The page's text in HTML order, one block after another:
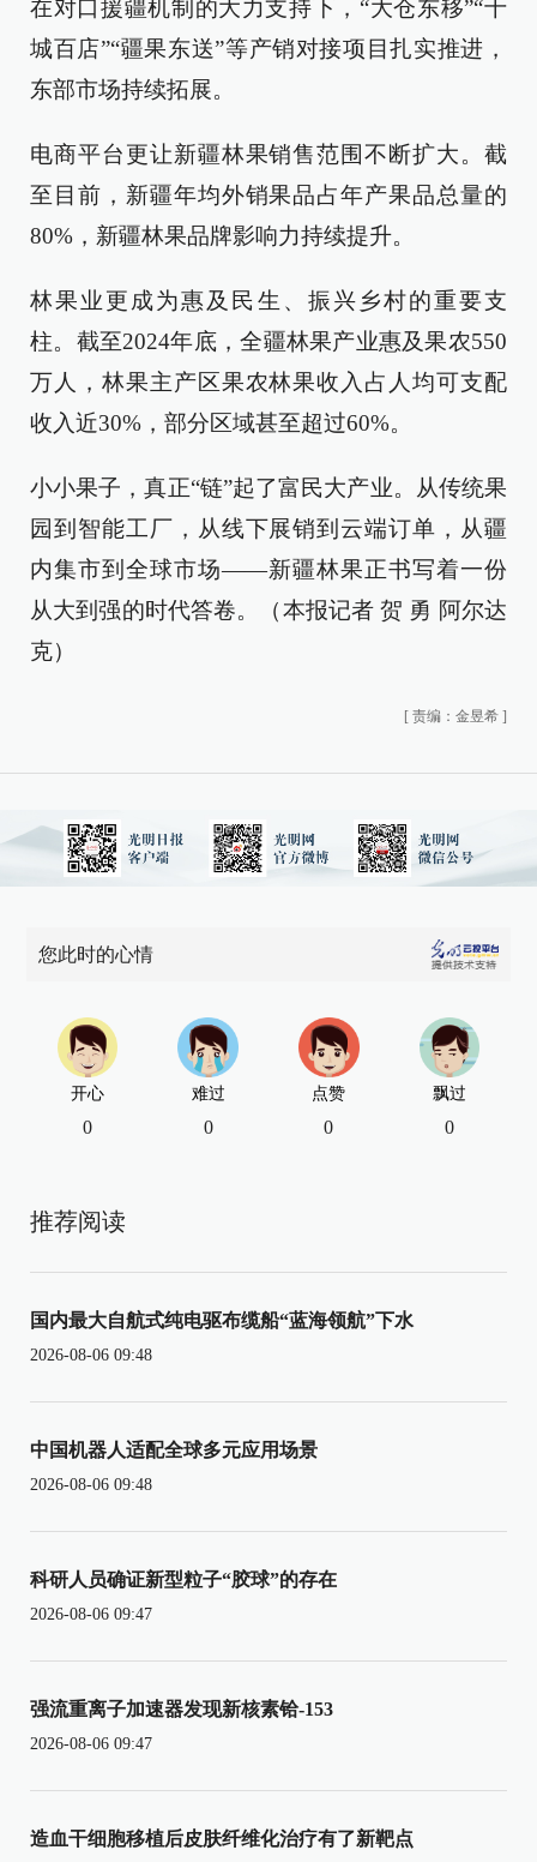
在对口援疆机制的大力支持下，“大仓东移”“十
城百店”“疆果东送”等产销对接项目扎实推进，
东部市场持续拓展。
电商平台更让新疆林果销售范围不断扩大。截
至目前，新疆年均外销果品占年产果品总量的
80%，新疆林果品牌影响力持续提升。
林果业更成为惠及民生、振兴乡村的重要支
柱。截至2024年底，全疆林果产业惠及果农550
万人，林果主产区果农林果收入占人均可支配
收入近30%，部分区域甚至超过60%。
小小果子，真正“链”起了富民大产业。从传统果
园到智能工厂，从线下展销到云端订单，从疆
内集市到全球市场——新疆林果正书写着一份
从大到强的时代答卷。（本报记者 贺 勇 阿尔达
克）
[ 责编：金昱希 ]
您此时的心情
开心
0
难过
0
点赞
0
飘过
0
推荐阅读
国内最大自航式纯电驱布缆船“蓝海领航”下水
2026-08-06 09:48
中国机器人适配全球多元应用场景
2026-08-06 09:48
科研人员确证新型粒子“胶球”的存在
2026-08-06 09:47
强流重离子加速器发现新核素铪-153
2026-08-06 09:47
造血干细胞移植后皮肤纤维化治疗有了新靶点